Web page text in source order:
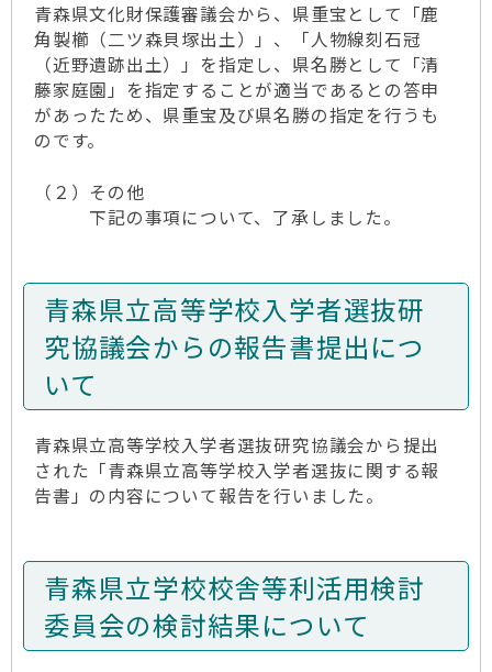
青森県文化財保護審議会から、県重宝として「鹿
角製櫛（二ツ森貝塚出土）」、「人物線刻石冠
（近野遺跡出土）」を指定し、県名勝として「清
藤家庭園」を指定することが適当であるとの答申
があったため、県重宝及び県名勝の指定を行うも
のです。
（２）その他
下記の事項について、了承しました。
青森県立高等学校入学者選抜研
究協議会からの報告書提出につ
いて
青森県立高等学校入学者選抜研究協議会から提出
された「青森県立高等学校入学者選抜に関する報
告書」の内容について報告を行いました。
青森県立学校校舎等利活用検討
委員会の検討結果について